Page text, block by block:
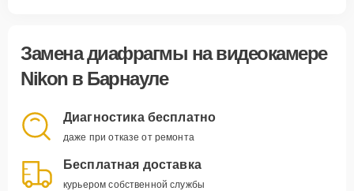
Замена диафрагмы на видеокамере
Nikon в Барнауле
Диагностика бесплатно
даже при отказе от ремонта
Бесплатная доставка
курьером собственной службы